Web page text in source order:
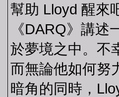
幫助 Lloyd 醒來
《DARQ》講
於夢境之中。不
而無論他如何努
暗角的同時，